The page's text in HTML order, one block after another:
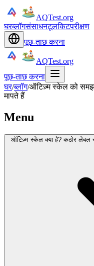
AQTest.org
घरब्लॉगसंसाधनटूलकिटपरीक्षण
पूछ-ताछ करना
AQTest.org
पूछ-ताछ करना
घर/ब्लॉग/ऑटिज़्म स्केल को
मापते हैं
Menu
ऑटिज़्म स्केल क्या है? कठोर लेबल